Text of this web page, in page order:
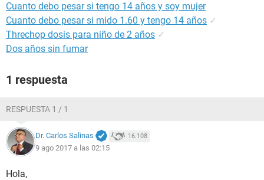
Cuanto debo pesar si tengo 14 años y soy mujer
Cuanto debo pesar si mido 1.60 y tengo 14 años ✓
Threchop dosis para niño de 2 años ✓
Dos años sin fumar
1 respuesta
RESPUESTA 1 / 1
Dr. Carlos Salinas 16.108
9 ago 2017 a las 02:15
Hola,